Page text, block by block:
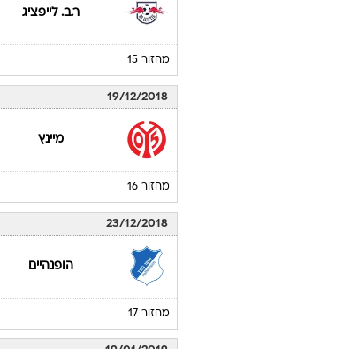
ר.ב. לייפציג
מחזור 15
19/12/2018
מיינץ
מחזור 16
23/12/2018
הופנהיים
מחזור 17